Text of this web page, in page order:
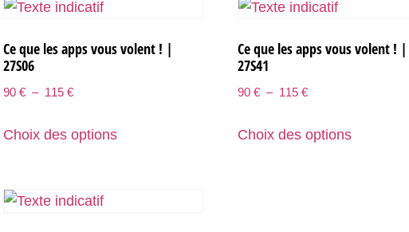
Ce que les apps vous volent ! |
27S06
90 € – 115 €
Choix des options
Ce que les apps vous volent ! |
27S41
90€ – 115€
Choix des options